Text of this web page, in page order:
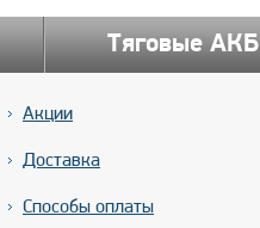
Тяговые АКБ
Акции
Доставка
Способы оплаты